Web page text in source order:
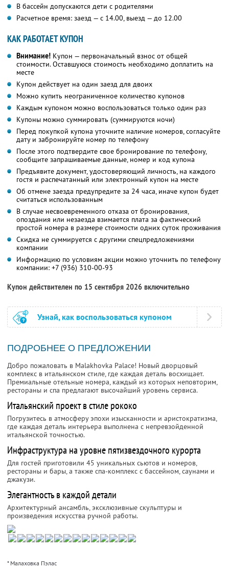
В бассейн допускаются дети с родителями
Расчетное время: заезд — с 14.00, выезд — до 12.00
КАК РАБОТАЕТ КУПОН
Внимание! Купон — первоначальный взнос от общей
стоимости. Оставшуюся стоимость необходимо доплатить на
месте
Купон действует на один заезд для двоих
Можно купить неограниченное количество купонов
Каждым купоном можно воспользоваться только один раз
Купоны можно суммировать (суммируются ночи)
Перед покупкой купона уточните наличие номеров, согласуйте
дату и забронируйте номер по телефону
После этого подтвердите свое бронирование по телефону,
сообщите запрашиваемые данные, номер и код купона
Предъявите документ, удостоверяющий личность, на каждого
гостя и распечатанный или электронный купон на месте
Об отмене заезда предупредите за 24 часа, иначе купон будет
считаться использованным
В случае несвоевременного отказа от бронирования,
опоздания или незаезда взимается плата за фактический
простой номера в размере стоимости одних суток проживания
Скидка не суммируется с другими спецпредложениями
компании
Информацию по условиям акции можно уточнить по телефону
компании: +7 (936) 310-00-93
Купон действителен по 15 сентября 2026 включительно
Узнай, как воспользоваться купоном
ПОДРОБНЕЕ О ПРЕДЛОЖЕНИИ
Добро пожаловать в Malakhovka Palace! Новый дворцовый
комплекс в итальянском стиле, где каждая деталь восхищает.
Премиальные отельные номера, каждый из которых неповторим,
рестораны и спа предлагают высочайший уровень сервиса.
Итальянский проект в стиле рококо
Погрузитесь в атмосферу эпохи изысканности и аристократизма,
где каждая деталь интерьера выполнена с непревзойденной
итальянской точностью.
Инфраструктура на уровне пятизвездочного курорта
Для гостей приготовили 45 уникальных сьютов и номеров,
рестораны и бары, а также спа-комплекс с бассейном, саунами и
джакузи.
Элегантность в каждой детали
Архитектурный ансамбль, эксклюзивные скульптуры и
произведения искусства ручной работы.
* Малаховка Пэлас